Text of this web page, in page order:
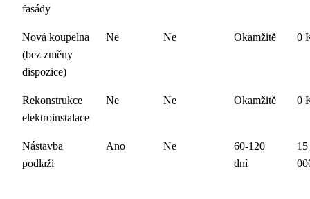
fasády
Nová koupelna
(bez změny
dispozice)
Ne Ne Okamžitě 0
Rekonstrukce
elektroinstalace
Ne Ne Okamžitě 0
Nástavba
podlaží
Ano Ne
60-120
dní